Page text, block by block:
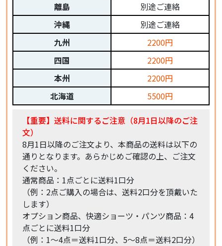
離島
沖縄
九州
四国
本州
北海道
別途ご連絡
別途ご連絡
2200円
2200円
2200円
5500円
【重要】送料に関するご注意（8月1日以降のご注
文）
8月1日以降のご注文より、本商品の送料は以下の
通りとなります。あらかじめご確認の上、ご注文
ください。
通常商品：1点ごとに送料1口分
（例：2点ご購入の場合は、送料2口分を頂戴いた
します）
オプション商品、快適ショーツ・パンツ商品：4
点ごとに送料1口分
（例：1〜4点＝送料1口分、5〜8点＝送料2口分）